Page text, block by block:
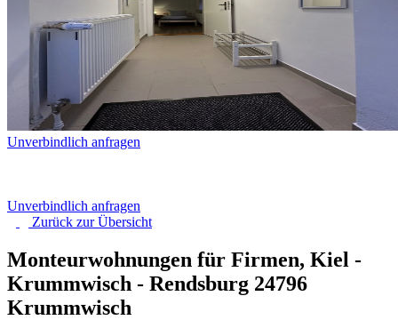
Unverbindlich anfragen
Unverbindlich anfragen
Zurück zurÜbersicht
Monteurwohnungen für Firmen, Kiel -
Krummwisch - Rendsburg 24796
Krummwisch